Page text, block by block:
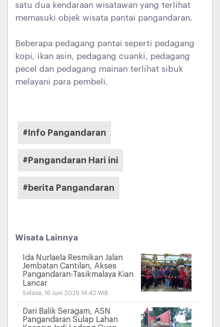
satu dua kendaraan wisatawan yang terlihat
memasuki objek wisata pantai pangandaran.
Beberapa pedagang pantai seperti pedagang
kopi, ikan asin, pedagang cuanki, pedagang
pecel dan pedagang mainan terlihat sibuk
melayani para pembeli.
#Info Pangandaran
#Pangandaran Hari ini
#berita Pangandaran
Wisata Lainnya
Ida Nurlaela Resmikan Jalan
Jembatan Cantilan, Akses
Pangandaran-Tasikmalaya Kian
Lancar
Selasa, 16 Juni 2026 14:42 WIB
Dari Balik Seragam, ASN
Pangandaran Sulap Lahan